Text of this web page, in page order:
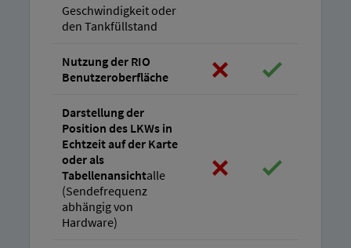
Geschwindigkeit oder
den Tankfüllstand
Nutzung der RIO
Benutzeroberfläche
Darstellung der
Position des LKWs in
Echtzeit auf der Karte
oder als
Tabellenansichtalle
(Sendefrequenz
abhängig von
Hardware)